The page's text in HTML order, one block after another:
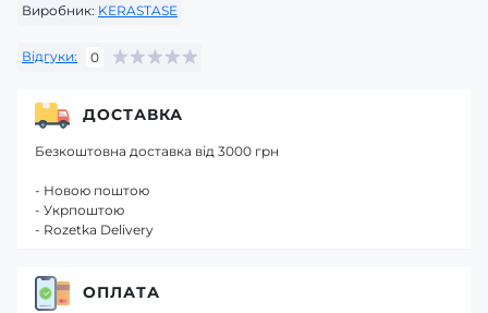
Виробник: KERASTASE
Відгуки: 0
ДОСТАВКА
Безкоштовна доставка від 3000 грн
- Новою поштою
- Укрпоштою
- Rozetka Delivery
ОПЛАТА